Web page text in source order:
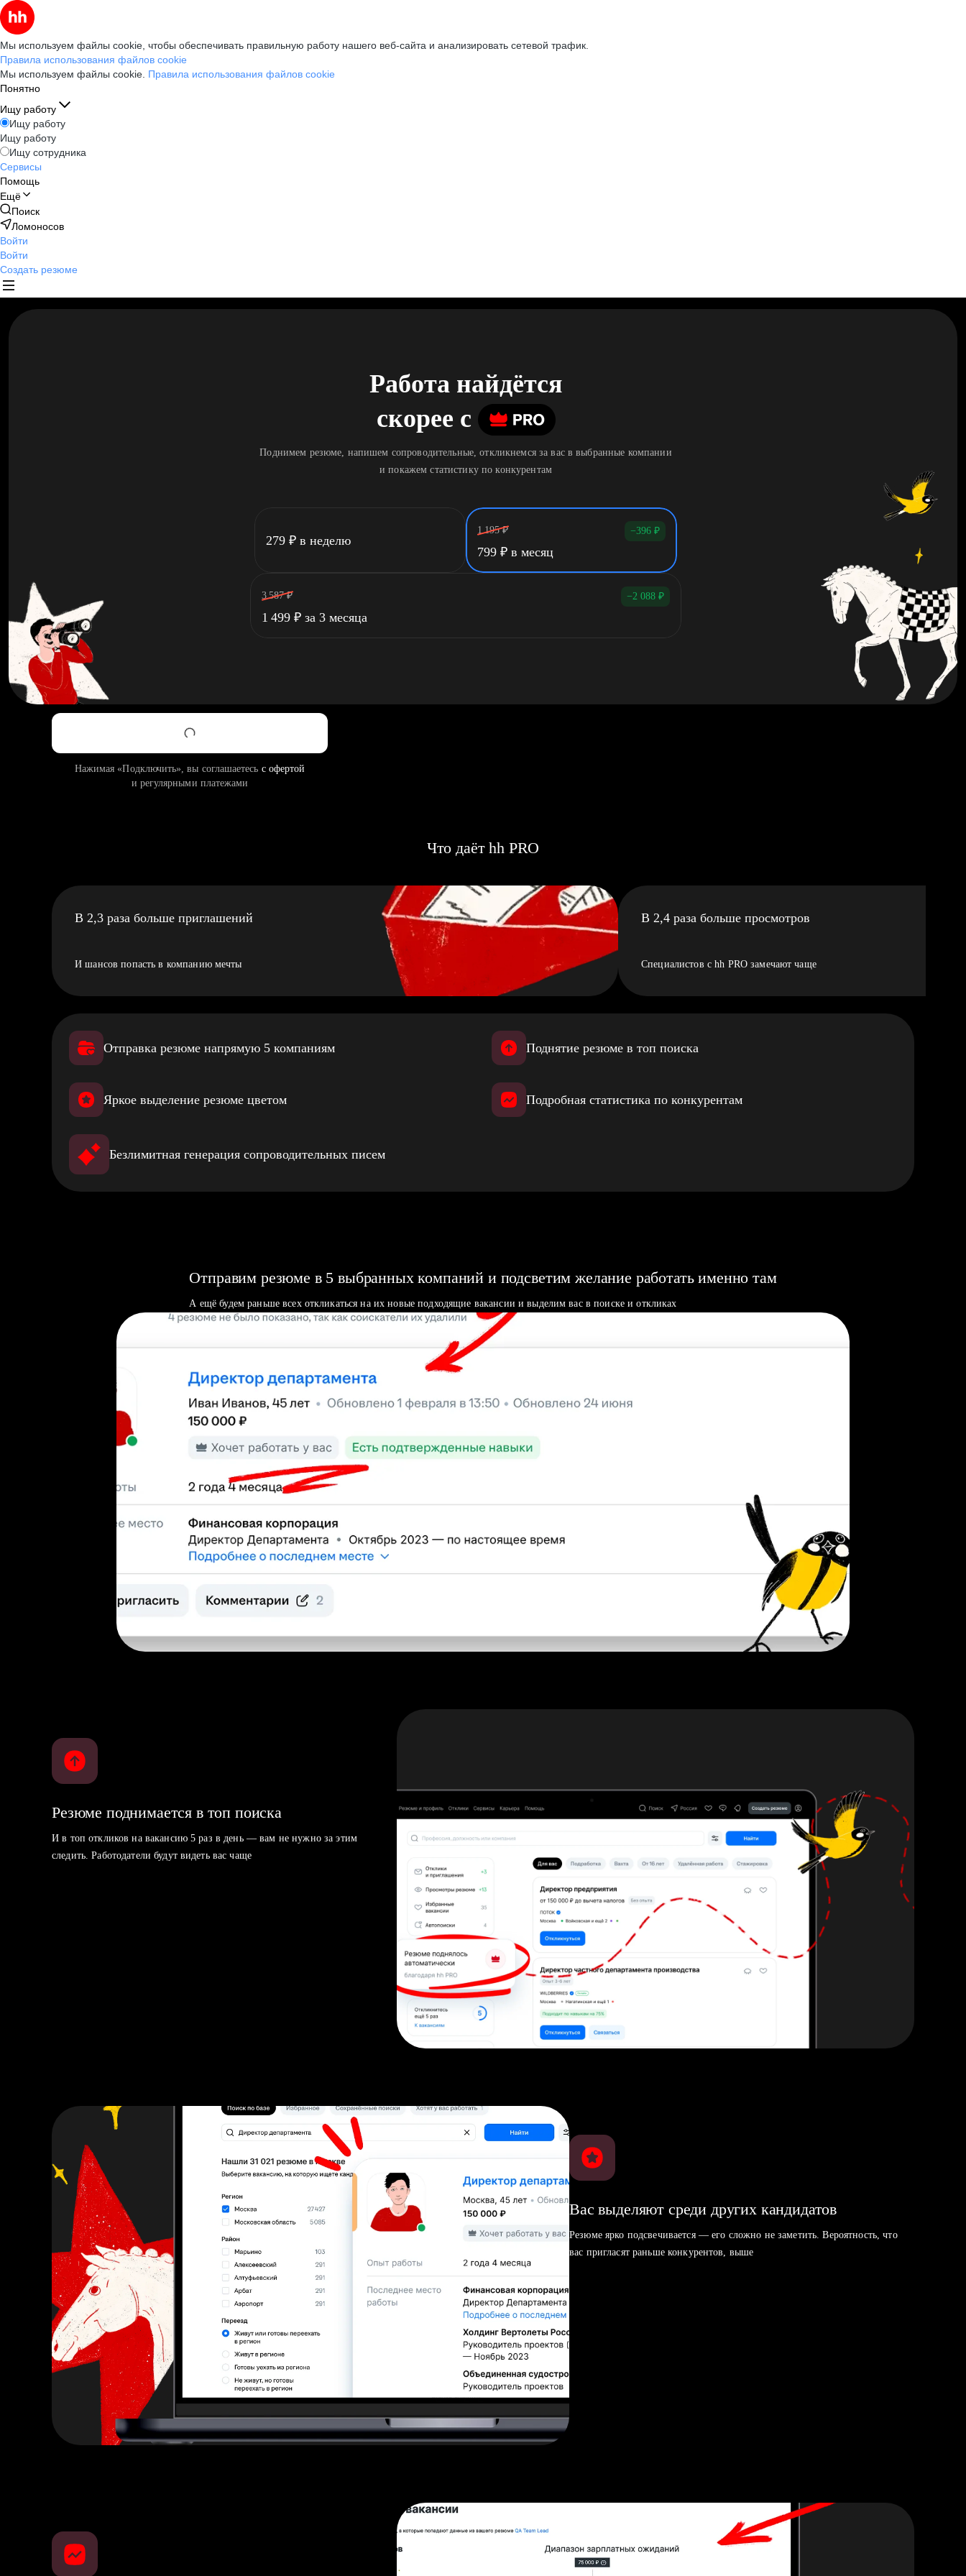
Мы используем файлы cookie, чтобы обеспечивать правильную работу нашего веб-сайта и анализировать сетевой трафик.
Правила использования файлов cookie
Мы используем файлы cookie. Правила использования файлов cookie
Понятно
Ищу работу
Ищу работу
Ищу работу
Ищу сотрудника
Сервисы
Помощь
Ещё
Поиск
Ломоносов
Войти
Войти
Создать резюме
Работа найдётся
скорее c
Поднимем резюме, напишем сопроводительные, откликнемся за вас в выбранные компании
и покажем статистику по конкурентам
279 ₽ в неделю
1 195 ₽ −396 ₽
799 ₽ в месяц
3 587 ₽ −2 088 ₽
1 499 ₽ за 3 месяца
Нажимая «Подключить», вы соглашаетесь с офертой
и регулярными платежами
Что даёт hh PRO
В 2,3 раза больше приглашений
И шансов попасть в компанию мечты
В 2,4 раза больше просмотров
Специалистов с hh PRO замечают чаще
Отправка резюме напрямую 5 компаниям Поднятие резюме в топ поиска
Яркое выделение резюме цветом Подробная статистика по конкурентам
Безлимитная генерация сопроводительных писем
Отправим резюме в 5 выбранных компаний и подсветим желание работать именно там
А ещё будем раньше всех откликаться на их новые подходящие вакансии и выделим вас в поиске и откликах
Резюме поднимается в топ поиска
И в топ откликов на вакансию 5 раз в день — вам не нужно за этим
следить. Работодатели будут видеть вас чаще
Вас выделяют среди других кандидатов
Резюме ярко подсвечивается — его сложно не заметить. Вероятность, что
вас пригласят раньше конкурентов, выше